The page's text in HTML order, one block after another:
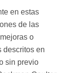
en estas
de las
o
descritos en
sin previo